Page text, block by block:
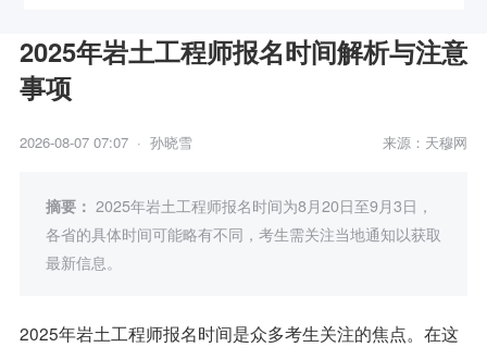
2025年岩土工程师报名时间解析与注意
事项
2026-08-07 07:07 · 孙晓雪 来源：天穆网
摘要： 2025年岩土工程师报名时间为8月20日至9月3日，
各省的具体时间可能略有不同，考生需关注当地通知以获取
最新信息。
2025年岩土工程师报名时间是众多考生关注的焦点。在这